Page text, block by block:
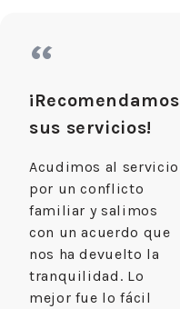
“
¡Recomendamos
sus servicios!
Acudimos al servicio
por un conflicto
familiar y salimos
con un acuerdo que
nos ha devuelto la
tranquilidad. Lo
mejor fue lo fácil